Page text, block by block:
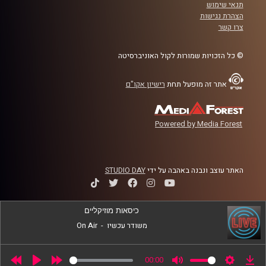
לשנה הקרובה
קרדיט תמונות:
תנאי שימוש
הצהרת נגישות
צרו קשר
© כל הזכויות שמורות לקול האוניברסיטה
אתר זה מופעל תחת רישיון אקו"ם
Powered by Media Forest
האתר עוצב ונבנה באהבה על ידיSTUDIO DAY
00:00
כיסאות מוזיקליים
משודר עכשיו -
On Air